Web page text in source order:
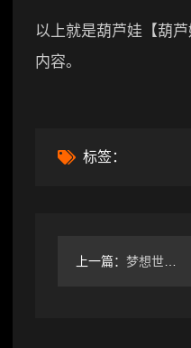
以上就是葫芦娃【葫
内容。
标签：
上一篇： 梦想世界3珍品商城刷新活动开启，梦想月卡迎来重要调整